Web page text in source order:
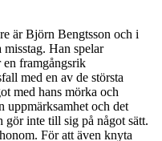
är Björn Bengtsson och i
misstag. Han spelar
framgångsrik
med en av de största
med hans mörka och
uppmärksamhet och det
gör inte till sig på något sätt.
För att även knyta